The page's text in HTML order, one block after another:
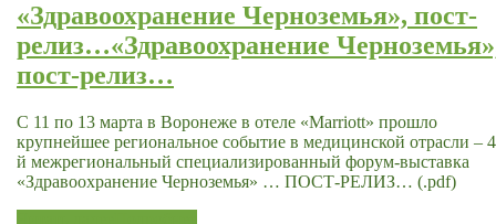
«Здравоохранение Черноземья», пост-
релиз…«Здравоохранение
пост-релиз…
С 11 по 13 марта в Воронеже в отеле «Marriott» прошло
крупнейшее региональное событие в медицинской отрасли –
й межрегиональный специализированный форум-выставка
«Здравоохранение Черноземья» … ПОСТ-РЕЛИЗ… (.pdf)